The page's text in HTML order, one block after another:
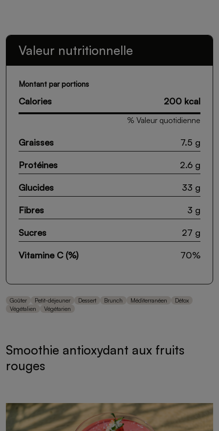
Valeur nutritionnelle
Montant par portions
Calories 200 kcal
% Valeur quotidienne
Graisses 7.5 g
Protéines 2.6 g
Glucides 33 g
Fibres 3 g
Sucres 27 g
Vitamine C (%) 70%
Goûter Petit-déjeuner Dessert Brunch Méditerranéen
Détox
Végétalien
Végétarien
Smoothie antioxydant aux fruits
rouges